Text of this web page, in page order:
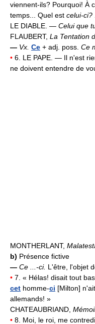
viennent-ils? Pourquoi! À
temps... Quel est celui-ci?
LE DIABLE. — Celui que
FLAUBERT, La Tentation
— Vx. Ce + adj. poss. Ce
• 6. LE PAPE. — Il n'est
ne doivent entendre de
MONTHERLANT,
b) Présence fictive
— Ce ...-ci. L'être, l'objet
• 7. « Hélas! disait tout
cet homme-ci [Milton]
allemands! »
CHATEAUBRIAND,
• 8. Moi, le roi, me